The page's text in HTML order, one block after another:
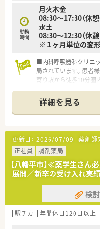
勤務
時間
月火木金
08:30～17:30（休憩
水土
08:30～12:30（休憩
※１ヶ月単位の変
■内科呼吸器科クリニ
局されています。患者
寄り駅から徒歩10分圏
■山形県に本社を構え、
地に店舗展開をしてい
より、門前ドクターと
■様々な年代の薬剤師
クル活動などもあり、
■e-Learningの受講割引
んの知識向上の為、独
す。
詳細を見る
更新日： 2026/07/09 薬剤師
正社員
調剤薬局
【八幡平市】≪薬学生さん
展開／新卒の受け入れ実
検
駅チカ 年間休日120日以上